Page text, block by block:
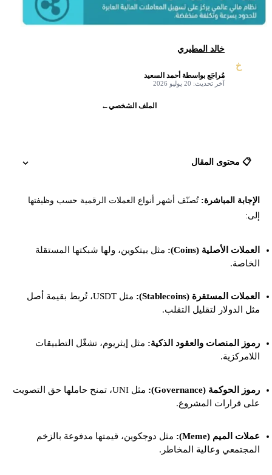
خ
خالد المطيري
مُراجَع بواسطة أحمد السعيد
آخر تحديث: 20 يوليو 2026
الملف الشخصي←
📋 محتوى المقال
ما هي أنواع العملات الرقمية؟
ما الفرق بين Coin وToken؟
أنواع العملات الرقمية حسب الاستخدام
كيف ظهرت العملات الرقمية؟
هل كل العملات الرقمية قابلة للتعدين؟
أنواع العملات الرقمية وأسعارها: لماذا السعر وحده لا يكفي؟
الإجابة المباشرة: تُصنّف أشهر أنواع العملات الرقمية حسب وظيفتها
إلى:
العملات الأصلية (Coins):
مثل بيتكوين، ولها شبكتها المستقلة
الخاصة.
العملات المستقرة (Stablecoins):
مثل USDT، تُربط بقيمة أصل
مثل الدولار لتقليل التقلب.
رموز المنصات والعقود الذكية: مثل إيثريوم، تشغّل التطبيقات
اللامركزية.
رموز الحوكمة (Governance):
مثل UNI، تمنح حاملها حق التصويت
على قرارات المشروع.
عملات الميم (Meme):
مثل دوجكوين، قيمتها مدفوعة بالزخم
المجتمعي وعالية المخاطر.